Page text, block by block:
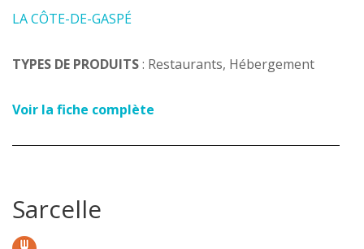
LA CÔTE-DE-GASPÉ
TYPES DE PRODUITS: Restaurants, Hébergement
Voir la fiche complète
Sarcelle